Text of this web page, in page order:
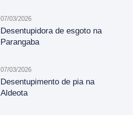
07/03/2026
Desentupidora de esgoto na
Parangaba
07/03/2026
Desentupimento de pia na
Aldeota